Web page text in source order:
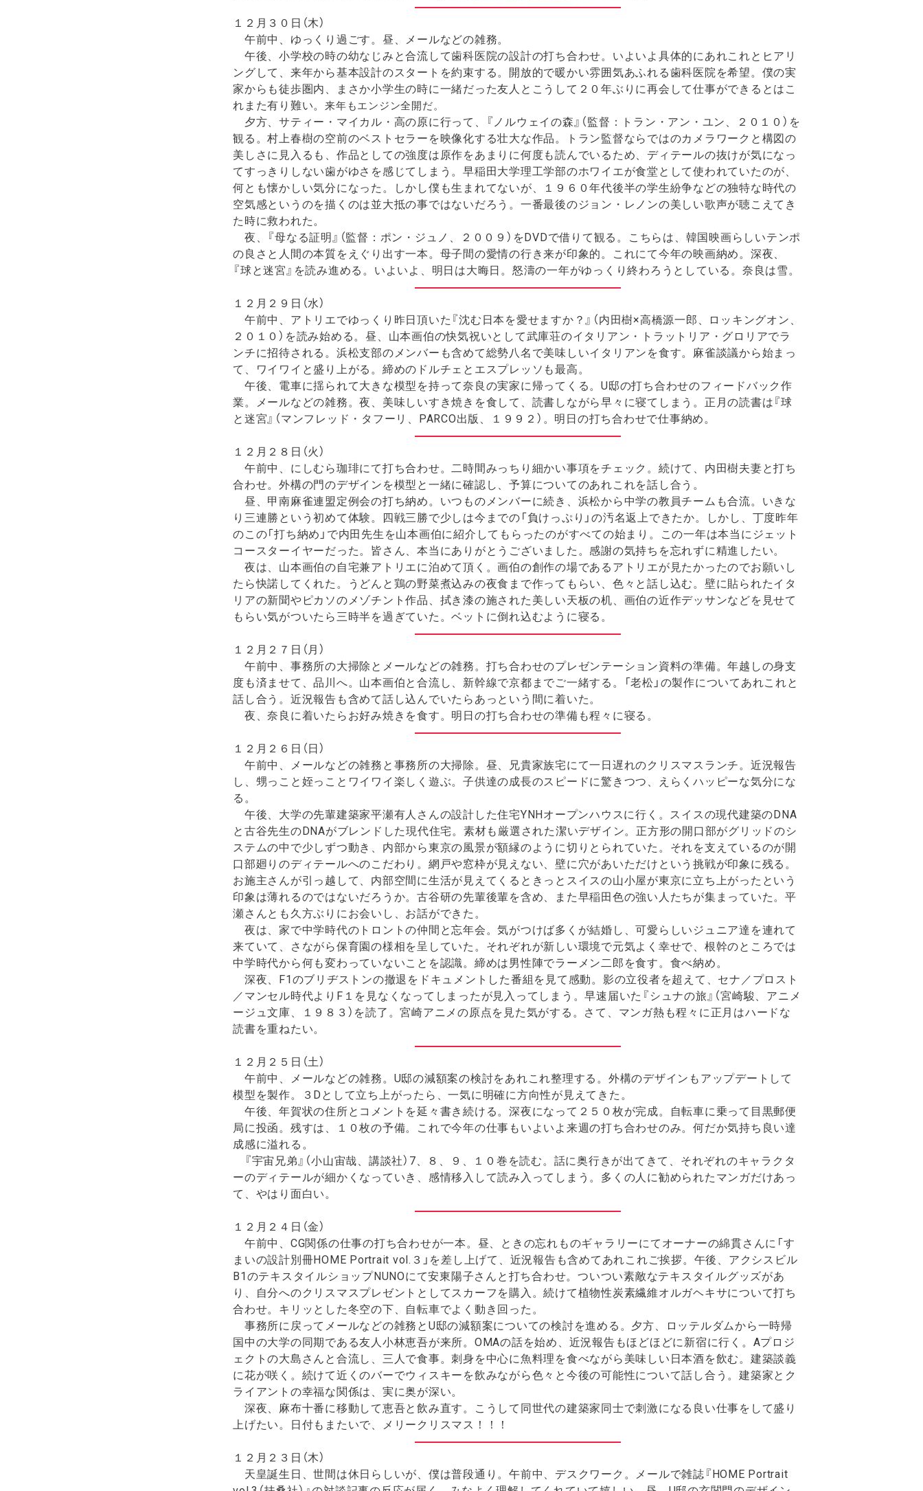
１２月３０日（木）
午前中、ゆっくり過ごす。昼、メールなどの雑務。
午後、小学校の時の幼なじみと合流して歯科医院の設計の打ち合わせ。いよいよ具体的にあれこれとヒアリ
ングして、来年から基本設計のスタートを約束する。開放的で暖かい雰囲気あふれる歯科医院を希望。僕の実
家からも徒歩圏内、まさか小学生の時に一緒だった友人とこうして２０年ぶりに再会して仕事ができるとはこ
れまた有り難い。 来年もエンジン全開だ。
夕方、サティー・マイカル・高の原に行って、『ノルウェイの森』（監督：トラン・アン・ユン、２０１０）を
観る。村上春樹の空前のベストセラーを映像化する壮大な作品。トラン監督ならではのカメラワークと構図の
美しさに見入るも、作品としての強度は原作をあまりに何度も読んでいるため、ディテールの抜けが気になっ
てすっきりしない歯がゆさを感じてしまう。早稲田大学理工学部のホワイエが食堂として使われていたのが、
何とも懐かしい気分になった。しかし僕も生まれてないが、１９６０年代後半の学生紛争などの独特な時代の
空気感というのを描くのは並大抵の事ではないだろう。一番最後のジョン・レノンの美しい歌声が聴こえてき
た時に救われた。
夜、『母なる証明』（監督：ポン・ジュノ、２００９）をDVDで借りて観る。こちらは、韓国映画らしいテンポ
の良さと人間の本質をえぐり出す一本。母子間の愛情の行き来が印象的。これにて今年の映画納め。深夜、
『球と迷宮』を読み進める。いよいよ、明日は大晦日。怒濤の一年がゆっくり終わろうとしている。奈良は雪。
１２月２９日（水）
午前中、アトリエでゆっくり昨日頂いた『沈む日本を愛せますか？』（内田樹×高橋源一郎、ロッキングオン、
２０１０）を読み始める。昼、山本画伯の快気祝いとして武庫荘のイタリアン・トラットリア・グロリアでラ
ンチに招待される。浜松支部のメンバーも含めて総勢八名で美味しいイタリアンを食す。麻雀談議から始まっ
て、ワイワイと盛り上がる。締めのドルチェとエスプレッソも最高。
午後、電車に揺られて大きな模型を持って奈良の実家に帰ってくる。U邸の打ち合わせのフィードバック作
業。メールなどの雑務。夜、美味しいすき焼きを食して、読書しながら早々に寝てしまう。正月の読書は『球
と迷宮』（マンフレッド・タフーリ、PARCO出版、１９９２）。明日の打ち合わせで仕事納め。
１２月２８日（火）
午前中、にしむら珈琲にて打ち合わせ。二時間みっちり細かい事項をチェック。続けて、内田樹夫妻と打ち
合わせ。外構の門のデザインを模型と一緒に確認し、予算についてのあれこれを話し合う。
昼、甲南麻雀連盟定例会の打ち納め。いつものメンバーに続き、浜松から中学の教員チームも合流。いきな
り三連勝という初めて体験。四戦三勝で少しは今までの「負けっぷり」の汚名返上できたか。しかし、丁度昨年
のこの「打ち納め」で内田先生を山本画伯に紹介してもらったのがすべての始まり。この一年は本当にジェット
コースターイヤーだった。皆さん、本当にありがとうございました。感謝の気持ちを忘れずに精進したい。
夜は、山本画伯の自宅兼アトリエに泊めて頂く。画伯の創作の場であるアトリエが見たかったのでお願いし
たら快諾してくれた。うどんと鶏の野菜煮込みの夜食まで作ってもらい、色々と話し込む。壁に貼られたイタ
リアの新聞やピカソのメゾチント作品、拭き漆の施された美しい天板の机、画伯の近作デッサンなどを見せて
もらい気がついたら三時半を過ぎていた。ベットに倒れ込むように寝る。
１２月２７日（月）
午前中、事務所の大掃除とメールなどの雑務。打ち合わせのプレゼンテーション資料の準備。年越しの身支
度も済ませて、品川へ。山本画伯と合流し、新幹線で京都までご一緒する。「老松」の製作についてあれこれと
話し合う。近況報告も含めて話し込んでいたらあっという間に着いた。
夜、奈良に着いたらお好み焼きを食す。明日の打ち合わせの準備も程々に寝る。
１２月２６日（日）
午前中、メールなどの雑務と事務所の大掃除。昼、兄貴家族宅にて一日遅れのクリスマスランチ。近況報告
し、甥っこと姪っことワイワイ楽しく遊ぶ。子供達の成長のスピードに驚きつつ、えらくハッピーな気分にな
る。
午後、大学の先輩建築家平瀬有人さんの設計した住宅YNHオープンハウスに行く。スイスの現代建築のDNA
と古谷先生のDNAがブレンドした現代住宅。素材も厳選された潔いデザイン。正方形の開口部がグリッドのシ
ステムの中で少しずつ動き、内部から東京の風景が額縁のように切りとられていた。それを支えているのが開
口部廻りのディテールへのこだわり。網戸や窓枠が見えない、壁に穴があいただけという挑戦が印象に残る。
お施主さんが引っ越して、内部空間に生活が見えてくるときっとスイスの山小屋が東京に立ち上がったという
印象は薄れるのではないだろうか。古谷研の先輩後輩を含め、また早稲田色の強い人たちが集まっていた。平
瀬さんとも久方ぶりにお会いし、お話ができた。
夜は、家で中学時代のトロントの仲間と忘年会。気がつけば多くが結婚し、可愛らしいジュニア達を連れて
来ていて、さながら保育園の様相を呈していた。それぞれが新しい環境で元気よく幸せで、根幹のところでは
中学時代から何も変わっていないことを認識。締めは男性陣でラーメン二郎を食す。食べ納め。
深夜、F1のブリヂストンの撤退をドキュメントした番組を見て感動。影の立役者を超えて、セナ／プロスト
／マンセル時代よりF１を見なくなってしまったが見入ってしまう。早速届いた『シュナの旅』（宮崎駿、アニメ
ージュ文庫、１９８３）を読了。宮崎アニメの原点を見た気がする。さて、マンガ熱も程々に正月はハードな
読書を重ねたい。
１２月２５日（土）
午前中、メールなどの雑務。U邸の減額案の検討をあれこれ整理する。外構のデザインもアップデートして
模型を製作。３Dとして立ち上がったら、一気に明確に方向性が見えてきた。
午後、年賀状の住所とコメントを延々書き続ける。深夜になって２５０枚が完成。自転車に乗って目黒郵便
局に投函。残すは、１０枚の予備。これで今年の仕事もいよいよ来週の打ち合わせのみ。何だか気持ち良い達
成感に溢れる。
『宇宙兄弟』（小山宙哉、講談社）7、８、９、１０巻を読む。話に奥行きが出てきて、それぞれのキャラクタ
ーのディテールが細かくなっていき、感情移入して読み入ってしまう。多くの人に勧められたマンガだけあっ
て、やはり面白い。
１２月２４日（金）
午前中、CG関係の仕事の打ち合わせが一本。昼、ときの忘れものギャラリーにてオーナーの綿貫さんに「す
まいの設計別冊HOME Portrait vol.３」を差し上げて、近況報告も含めてあれこれご挨拶。午後、アクシスビル
B1のテキスタイルショップNUNOにて安東陽子さんと打ち合わせ。ついつい素敵なテキスタイルグッズがあ
り、自分へのクリスマスプレゼントとしてスカーフを購入。続けて植物性炭素繊維オルガヘキサについて打ち
合わせ。キリッとした冬空の下、自転車でよく動き回った。
事務所に戻ってメールなどの雑務とU邸の減額案についての検討を進める。夕方、ロッテルダムから一時帰
国中の大学の同期である友人小林恵吾が来所。OMAの話を始め、近況報告もほどほどに新宿に行く。Aプロジ
ェクトの大島さんと合流し、三人で食事。刺身を中心に魚料理を食べながら美味しい日本酒を飲む。建築談義
に花が咲く。続けて近くのバーでウィスキーを飲みながら色々と今後の可能性について話し合う。建築家とク
ライアントの幸福な関係は、実に奥が深い。
深夜、麻布十番に移動して恵吾と飲み直す。こうして同世代の建築家同士で刺激になる良い仕事をして盛り
上げたい。日付もまたいで、メリークリスマス！！！
１２月２３日（木）
天皇誕生日、世間は休日らしいが、僕は普段通り。午前中、デスクワーク。メールで雑誌『HOME Portrait